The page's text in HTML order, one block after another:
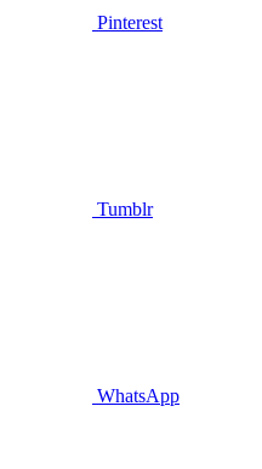
Pinterest
Tumblr
WhatsApp